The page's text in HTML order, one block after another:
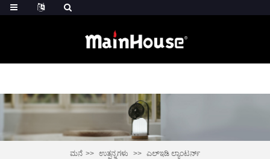
ಮನೆ ಉತ್ಪನ್ನಗಳು ಎಲ್ಇಡಿ ಲ್ಯಾಂಟರ್ನ್